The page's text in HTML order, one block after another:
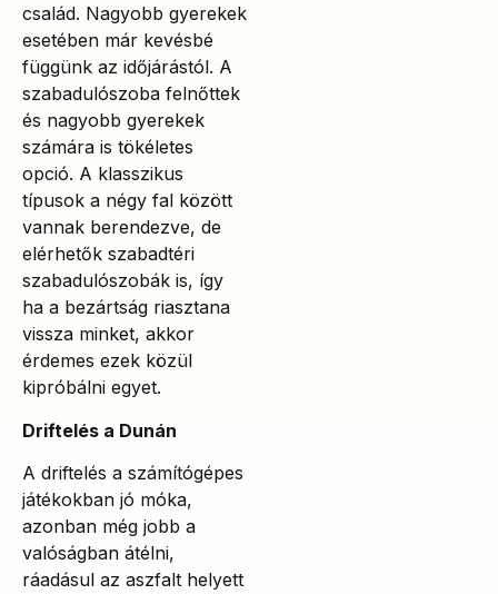
család. Nagyobb gyerekek
esetében már kevésbé
függünk az időjárástól. A
szabadulószoba felnőttek
és nagyobb gyerekek
számára is tökéletes
opció. A klasszikus
típusok a négy fal között
vannak berendezve, de
elérhetők szabadtéri
szabadulószobák is, így
ha a bezártság riasztana
vissza minket, akkor
érdemes ezek közül
kipróbálni egyet.
Driftelés a Dunán
A driftelés a számítógépes
játékokban jó móka,
azonban még jobb a
valóságban átélni,
ráadásul az aszfalt helyett